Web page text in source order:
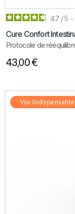
4.7 /5 -
Cure Confort
Protocole de
43,00 €
Vos